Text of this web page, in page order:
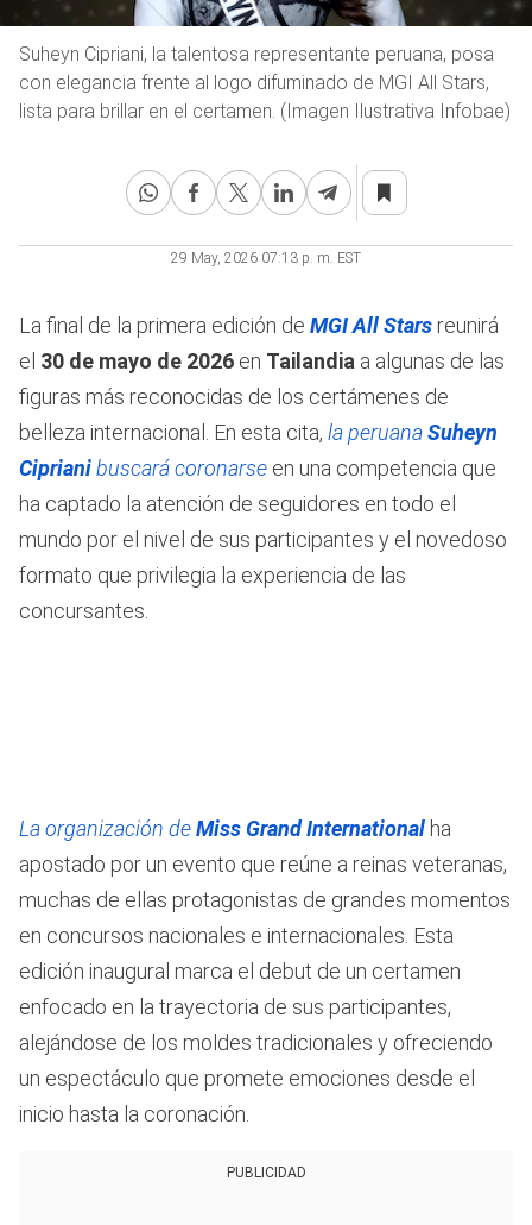
Suheyn Cipriani, la talentosa representante peruana, posa
con elegancia frente al logo difuminado de MGI All Stars,
lista para brillar en el certamen. (Imagen Ilustrativa Infobae)
29 May, 2026 07:13 p. m. EST
La final de la primera edición de MGI All Stars reunirá
el 30 de mayo de 2026 en Tailandia a algunas de las
figuras más reconocidas de los certámenes de
belleza internacional. En esta cita, la peruanaSuheyn
Ciprianibuscará coronarse en una competencia que
ha captado la atención de seguidores en todo el
mundo por el nivel de sus participantes y el novedoso
formato que privilegia la experiencia de las
concursantes.
La organización deMiss Grand International ha
apostado por un evento que reúne a reinas veteranas,
muchas de ellas protagonistas de grandes momentos
en concursos nacionales e internacionales. Esta
edición inaugural marca el debut de un certamen
enfocado en la trayectoria de sus participantes,
alejándose de los moldes tradicionales y ofreciendo
un espectáculo que promete emociones desde el
inicio hasta la coronación.
PUBLICIDAD